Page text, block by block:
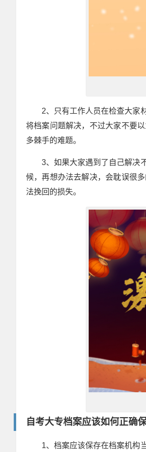
2、只有工作人员在检查大家
将档案问题解决，不过大家不要
多棘手的难题。
3、如果大家遇到了自己解决
候，再想办法去解决，会耽误很
法挽回的损失。
自考大专档案应该如何正确
1、档案应该保存在档案机构